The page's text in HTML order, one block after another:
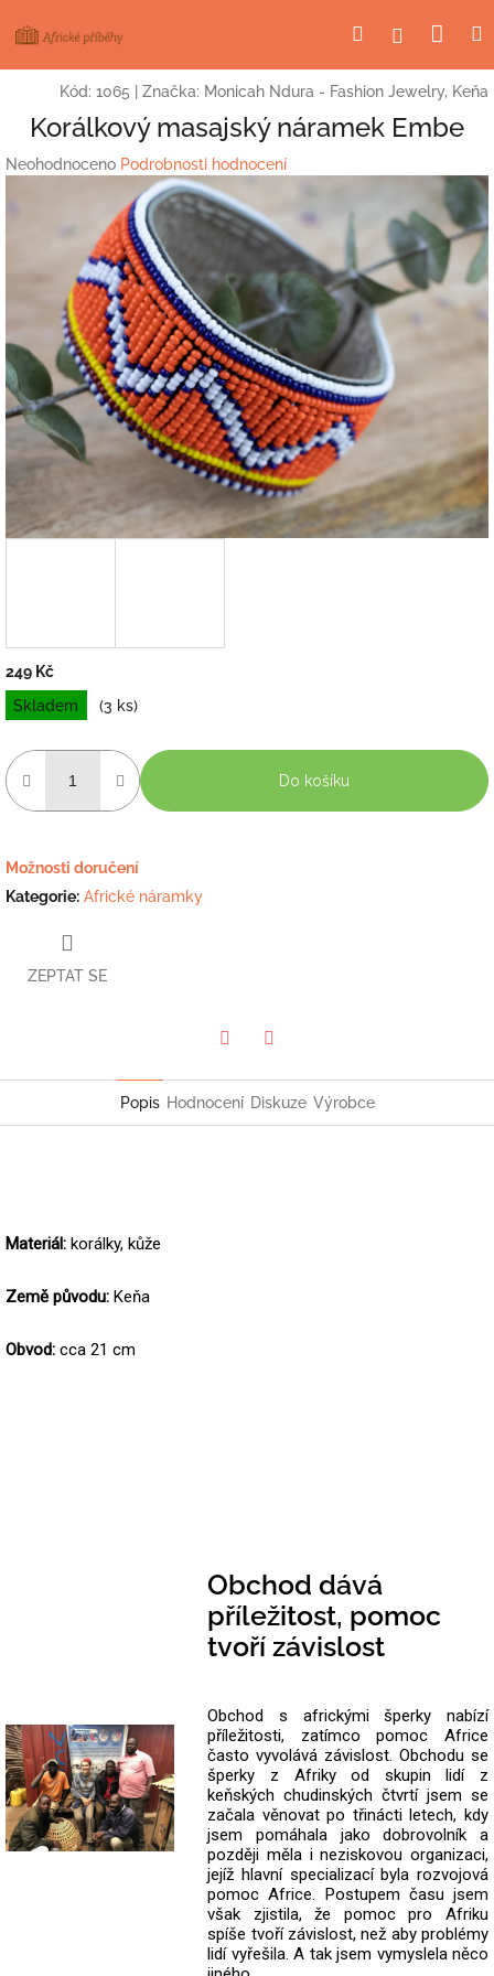
na
HledatPřihlášení
Kód: 1065 Značka: Monicah Ndura - Fashion Jewelry, Keňa
Korálkový masajský náramek Embe
Průměrné
hvězdiček.
Neohodnoceno Podrobnosti hodnocení
249 Kč
Měrná
cena:
Skladem (3 ks)
Do košíku
Možnosti doručení
Kategorie: Africké náramky
ZEPTAT SE
Popis Hodnocení Diskuze Výrobce
Materiál: korálky, kůže
Země původu: Keňa
Obvod: cca 21 cm
Obchod dává
příležitost, pomoc
tvoří závislost
Obchod s africkými šperky nabízí
příležitosti, zatímco pomoc Africe
často vyvolává závislost. Obchodu se
šperky z Afriky od skupin lidí z
keňských chudinských čtvrtí jsem se
začala věnovat po třinácti letech, kdy
jsem pomáhala jako dobrovolník a
později měla i neziskovou organizaci,
jejíž hlavní specializací byla rozvojová
pomoc Africe. Postupem času jsem
však zjistila, že pomoc pro Afriku
spíše tvoří závislost, než aby problémy
lidí vyřešila. A tak jsem vymyslela něco